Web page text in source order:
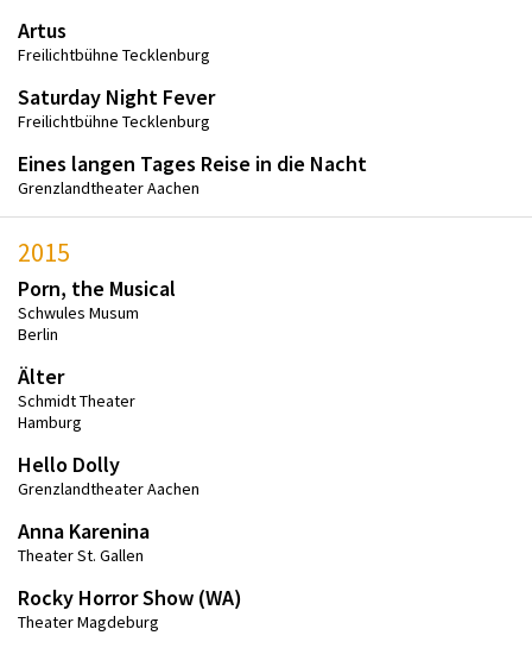
Artus
Freilichtbühne Tecklenburg
Saturday Night Fever
Freilichtbühne Tecklenburg
Eines langen Tages Reise in die Nacht
Grenzlandtheater Aachen
2015
Porn, the Musical
Schwules Musum
Berlin
Älter
Schmidt Theater
Hamburg
Hello Dolly
Grenzlandtheater Aachen
Anna Karenina
Theater St. Gallen
Rocky Horror Show (WA)
Theater Magdeburg